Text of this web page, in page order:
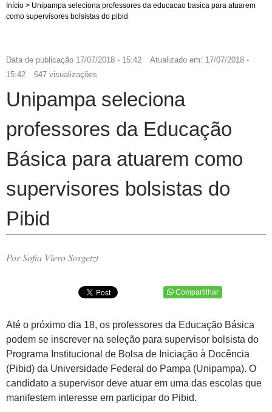
Início > Unipampa seleciona professores da educacao basica para atuarem
como supervisores bolsistas do pibid
Data de publicação 17/07/2018 - 15:42 Atualizado em: 17/07/2018 -
15:42
647 visualizações
Unipampa seleciona
professores da Educação
Básica para atuarem como
supervisores bolsistas do
Pibid
Por Sofia Viero Sorgetzt
Compartilhar
Até o próximo dia 18, os professores da Educação Básica
podem se inscrever na seleção para supervisor bolsista do
Programa Institucional de Bolsa de Iniciação à Docência
(Pibid) da Universidade Federal do Pampa (Unipampa). O
candidato a supervisor deve atuar em uma das escolas que
manifestem interesse em participar do Pibid.